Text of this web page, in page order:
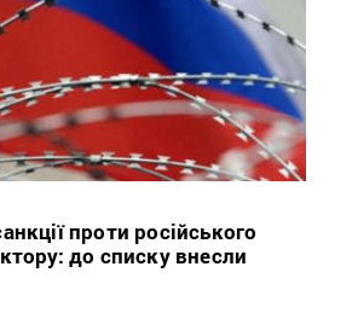
проти російського
до списку внесли